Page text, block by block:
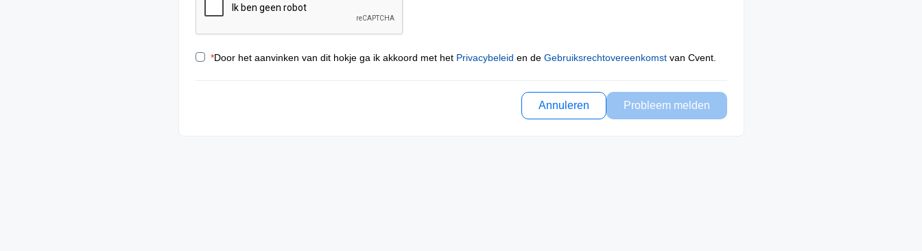
*Door het aanvinken van dit hokje ga ik akkoord met het Privacybeleid en de Gebruiksrechtovereenkomstvan Cvent.
Annuleren Probleem melden